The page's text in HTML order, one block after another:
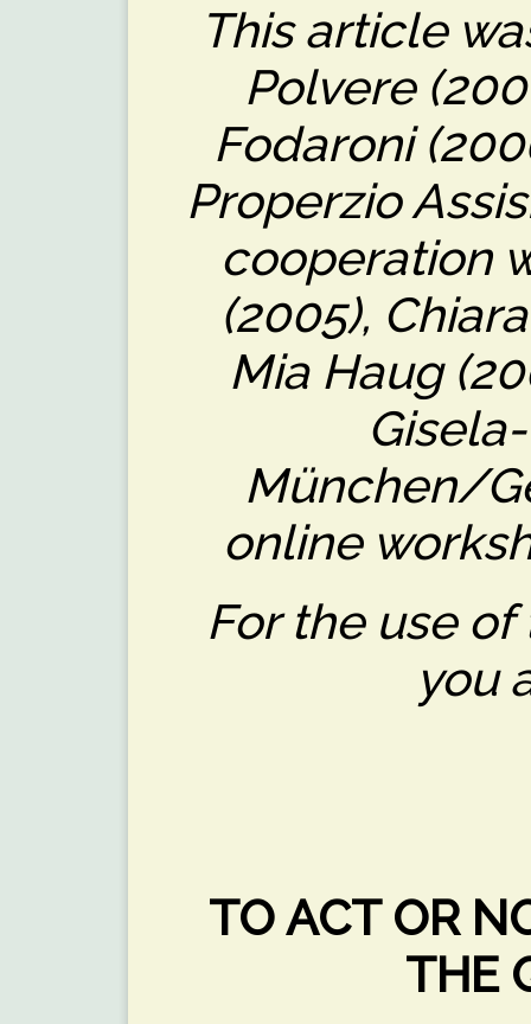
This article
Polvere
Fodaroni
Properzio
cooperation
(2005),
Mia Haug
München/
online
For the use
you
TO ACT OR
THE